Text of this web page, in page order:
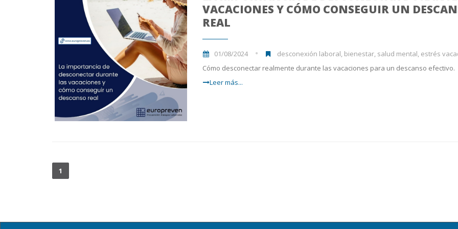
VACACIONES Y CÓMO CONSEGUIR UN
REAL
01/08/2024
desconexión laboral, bienestar, salud mental, estrés vacacional,
Cómo desconectar realmente durante las vacaciones para un descanso efectivo.
Leer más...
1